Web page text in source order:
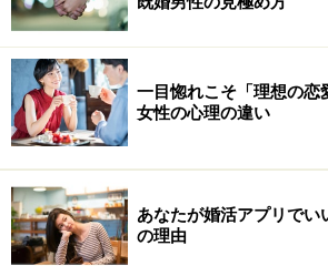
＜目次＞
自らのたどってきた運命や行動を信
切！
一目惚れこそ「理想の恋
女性の心理の違い
あなたが婚活アプリでい
の理由